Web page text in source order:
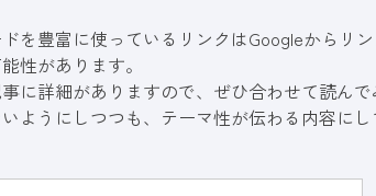
を豊富に使っているリンクはGoogleからリ
性があります。
に詳細がありますので、ぜひ合わせて読ん
ようにしつつも、テーマ性が伝わる内容にし